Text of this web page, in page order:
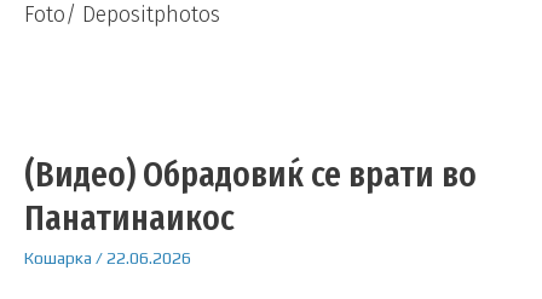
Foto/ Depositphotos
(Видео) Обрадовиќ се врати во
Панатинаикос
Кошарка /22.06.2026